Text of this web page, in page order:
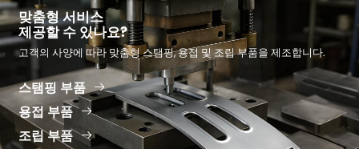
맞춤형 서비스
제공할 수 있나요?
고객의 사양에 따라 맞춤형 스탬핑, 용접 및 조립 부품을 제조합니다.
스탬핑 부품 
용접 부품 
조립 부품 